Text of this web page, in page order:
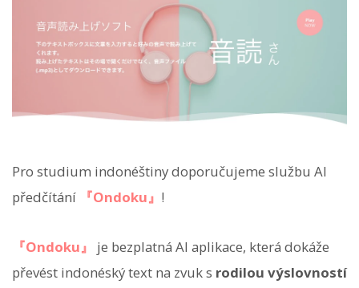
Pro studium indonéštiny doporučujeme službu AI
předčítání
『Ondoku』 !
『Ondoku』
je bezplatná AI aplikace, která dokáže
převést indonéský text na zvuk s rodilou výslovností